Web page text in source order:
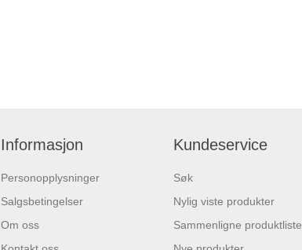
Informasjon
Personopplysninger
Salgsbetingelser
Om oss
Kundeservice
Søk
Nylig viste produkter
Sammenligne produktliste